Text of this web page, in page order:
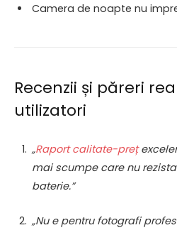
Camera de noapte nu
Recenzii și păreri
utilizatori
„Raport calitate-preț
mai scumpe care nu
baterie.”
„Nu e pentru fotografi